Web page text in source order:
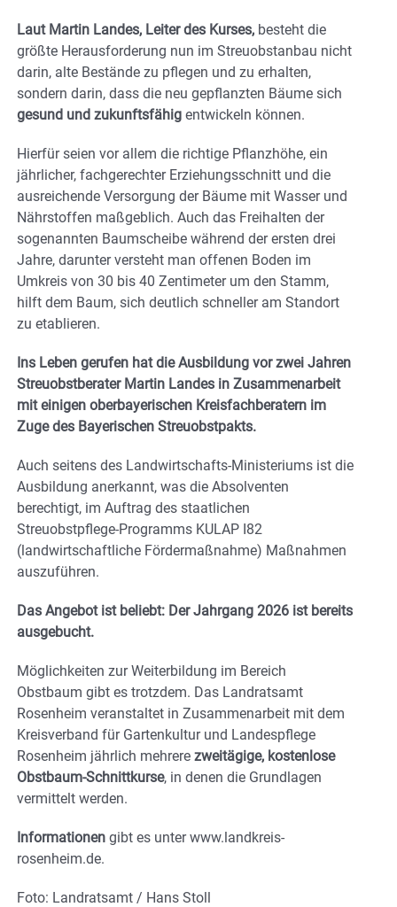
Laut Martin Landes, Leiter des Kurses, besteht die
größte Herausforderung nun im Streuobstanbau nicht
darin, alte Bestände zu pflegen und zu erhalten,
sondern darin, dass die neu gepflanzten Bäume sich
gesund und zukunftsfähig entwickeln können.
Hierfür seien vor allem die richtige Pflanzhöhe, ein
jährlicher, fachgerechter Erziehungsschnitt und die
ausreichende Versorgung der Bäume mit Wasser und
Nährstoffen maßgeblich. Auch das Freihalten der
sogenannten Baumscheibe während der ersten drei
Jahre, darunter versteht man offenen Boden im
Umkreis von 30 bis 40 Zentimeter um den Stamm,
hilft dem Baum, sich deutlich schneller am Standort
zu etablieren.
Ins Leben gerufen hat die Ausbildung vor zwei Jahren
Streuobstberater Martin Landes in Zusammenarbeit
mit einigen oberbayerischen Kreisfachberatern im
Zuge des Bayerischen Streuobstpakts.
Auch seitens des Landwirtschafts-Ministeriums ist die
Ausbildung anerkannt, was die Absolventen
berechtigt, im Auftrag des staatlichen
Streuobstpflege-Programms KULAP I82
(landwirtschaftliche Fördermaßnahme) Maßnahmen
auszuführen.
Das Angebot ist beliebt: Der Jahrgang 2026 ist bereits
ausgebucht.
Möglichkeiten zur Weiterbildung im Bereich
Obstbaum gibt es trotzdem. Das Landratsamt
Rosenheim veranstaltet in Zusammenarbeit mit dem
Kreisverband für Gartenkultur und Landespflege
Rosenheim jährlich mehrere zweitägige, kostenlose
Obstbaum-Schnittkurse, in denen die Grundlagen
vermittelt werden.
Informationen gibt es unter www.landkreis-
rosenheim.de.
Foto: Landratsamt / Hans Stoll